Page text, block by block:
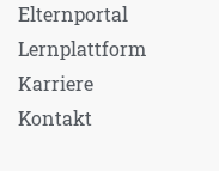
Elternportal
Lernplattform
Karriere
Kontakt